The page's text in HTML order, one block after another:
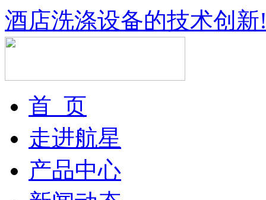
酒店洗涤设备的技术创新
首 页
走进航星
产品中心